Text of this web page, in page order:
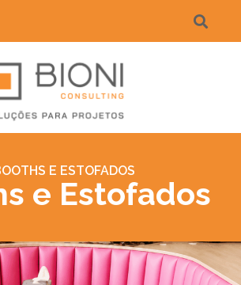
E ESTOFADOS
e Estofados